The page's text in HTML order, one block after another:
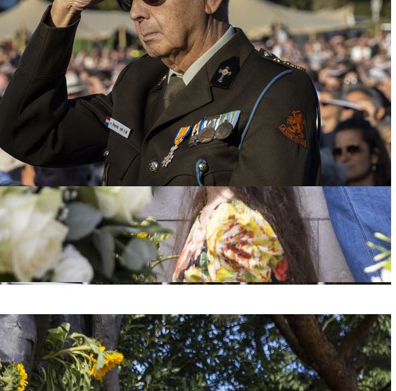
in Den Haag. De herdenking start om 18.45 uur en eindigt om 20.00 uur met het defilé langs het
van harte welkom bij de herdenking. Achter het gereserveerde vak worden ongeveer 2.000